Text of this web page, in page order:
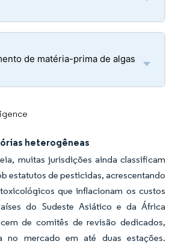
de matéria-prima de algas
heterogêneas
muitas jurisdições ainda classificam
estatutos de pesticidas, acrescentando
que inflacionam os custos
do Sudeste Asiático e da África
de comitês de revisão dedicados,
no mercado em até duas estações.